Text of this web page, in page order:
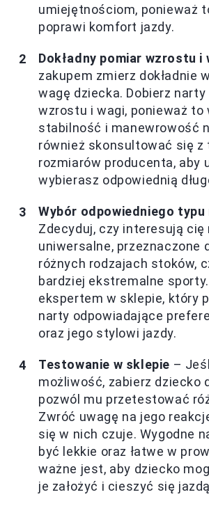
umiejętnościom, ponieważ
poprawi komfort jazdy.
Dokładny pomiar wzrostu i
zakupem zmierz dokładnie
wagę dziecka. Dobierz narty
wzrostu i wagi, ponieważ to
stabilność i manewrowość
również skonsultować się z
rozmiarów producenta, aby
wybierasz odpowiednią
Wybór odpowiedniego typu
Zdecyduj, czy interesują cię
uniwersalne, przeznaczone
różnych rodzajach stoków,
bardziej ekstremalne
ekspertem w sklepie, który
narty odpowiadające
oraz jego stylowi jazdy.
Testowanie w sklepie –
możliwość, zabierz dziecko
pozwól mu przetestować
Zwróć uwagę na jego
się w nich czuje. Wygodne
być lekkie oraz łatwe w
ważne jest, aby dziecko
je założyć i cieszyć się